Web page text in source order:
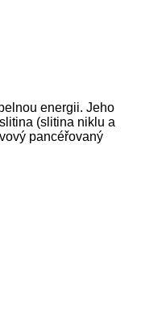
energii. Jeho
(slitina niklu a
pancéřovaný